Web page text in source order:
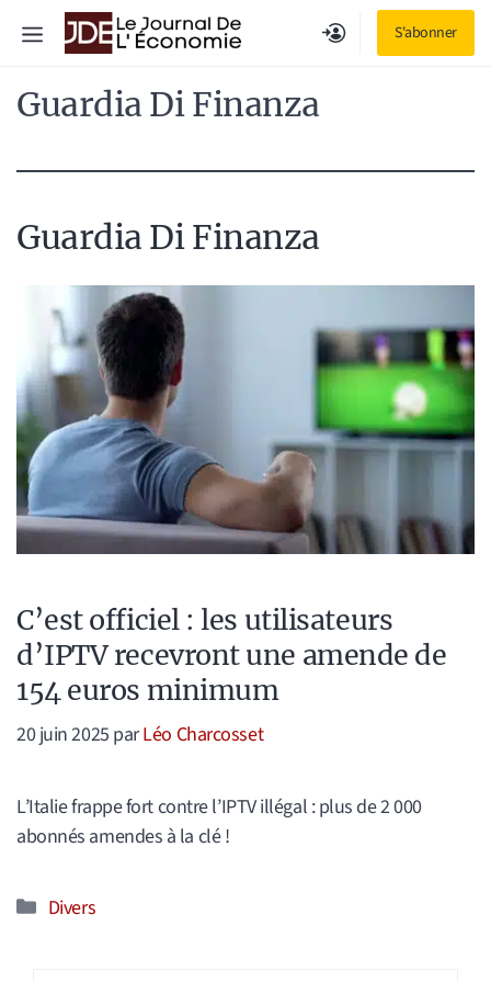
S'abonner
Menu
Guardia Di Finanza
Guardia Di Finanza
C’est officiel : les utilisateurs
d’IPTV recevront une amende de
154 euros minimum
20 juin 2025 parLéo Charcosset
L’Italie frappe fort contre l’IPTV illégal : plus de 2 000
abonnés amendes à la clé !
Catégories
Divers